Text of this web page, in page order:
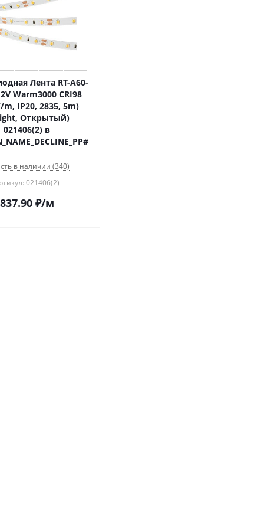
Лента RT-A60-
Warm3000 CRI98
m, IP20, 2835, 5m)
Открытый)
021406(2) в
в наличии (340)
021406(2)
837.90₽/м